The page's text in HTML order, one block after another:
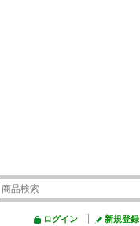
ログイン 新規登録